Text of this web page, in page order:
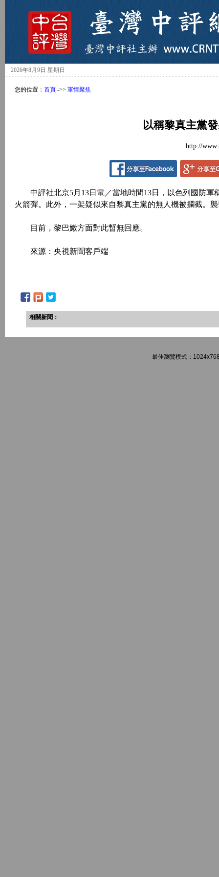
2026年8月9日 星期日
您的位置： 首頁 ->> 軍情聚焦
以稱黎真主黨
http://
中評社北京5月13日電／當地時間13日，以色列國防軍
火箭彈。此外，一架疑似來自黎真主黨的無人機被攔截。
目前，黎巴嫩方面對此暫無回應。
來源：央視新聞客戶端
相關新聞：
最佳瀏覽模式：